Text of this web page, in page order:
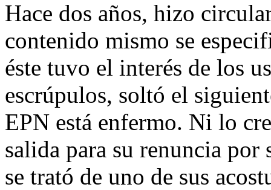
Hace dos años, hizo
contenido mismo se
éste tuvo el interés de los
escrúpulos, soltó el
EPN está enfermo. Ni lo
salida para su renuncia
se trató de uno de sus